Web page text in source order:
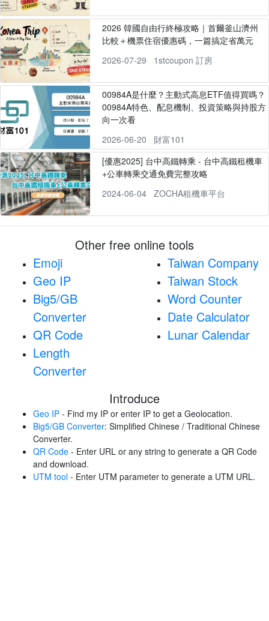
2026 韓國自由行終極攻略｜首爾釜山濟州
比較＋機票住宿優惠碼，一篇搞定省萬元
2026-07-29
1stcoupon 訂房
00984A是什麼？主動式高息ETF值得買嗎？
00984A特色、配息機制、投資策略與持股方
向一次看
2026-06-20
財富101
[優惠2025] 台中高鐵轉乘 - 台中高鐵租機車
+公車轉乘交通免費完整攻略
2024-06-04
ZOCHA租機車平台
Other free online tools
Emoji
Geo IP
Big5/GB
Converter
QR Code
Length
Converter
Taiwan Company
Taiwan Stock
Word Counter
Date Calculator
Lunar Calendar
Introduce
Geo IP - Find my IP or enter IP to get a Geolocation.
Big5/GB Converter: Simplified Chinese / Traditional Chinese
Converter.
QR Code - Enter URL or any string to generate a QR Code
and download.
UTM tool - Enter UTM parameter to generate a UTM URL.